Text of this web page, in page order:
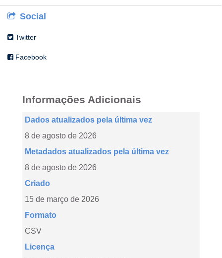
Social
Twitter
Facebook
Informações Adicionais
Dados atualizados pela última vez
8 de agosto de 2026
Metadados atualizados pela última vez
8 de agosto de 2026
Criado
15 de março de 2026
Formato
CSV
Licença